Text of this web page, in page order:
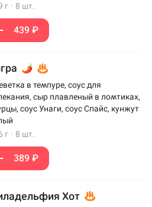
г · 8 шт.
439 ₽
в темпуре, соус для
сыр плавленый в ломтиках,
соус Унаги, соус Спайс, кунжут
г · 8 шт.
389 ₽
Хот